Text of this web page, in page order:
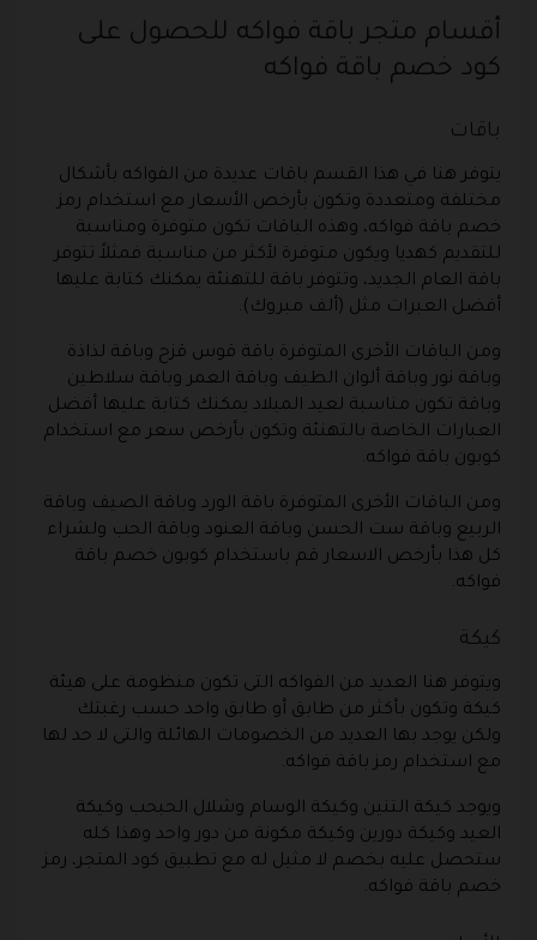
أقسام متجر باقة فواكه للحصول على
كود خصم باقة فواكه
باقات
يتوفر هنا في هذا القسم باقات عديدة من الفواكه بأشكال
مختلفة ومتعددة وتكون بأرخص الأسعار مع استخدام رمز
خصم باقة فواكه، وهذه الباقات تكون متوفرة ومناسبة
للتقديم كهديا ويكون متوفرة لأكثر من مناسبة فمثلاً تتوفر
باقة العام الجديد، وتتوفر باقة للتهنئة يمكنك كتابة عليها
أفضل العبرات مثل (ألف مبروك).
ومن الباقات الأخرى المتوفرة باقة قوس قزح وباقة لذاذة
وباقة نور وباقة ألوان الطيف وباقة العمر وباقة سلاطين
وباقة تكون مناسبة لعيد الميلاد يمكنك كتابة عليها أفضل
العبارات الخاصة بالتهنئة وتكون بأرخص سعر مع استخدام
كوبون باقة فواكه.
ومن الباقات الأخرى المتوفرة باقة الورد وباقة الصيف وباقة
الربيع وباقة ست الحسن وباقة العنود وباقة الحب ولشراء
كل هذا بأرخص الاسعار قم باستخدام كوبون خصم باقة
فواكه.
كيكة
ويتوفر هنا العديد من الفواكه التى تكون منظومة على هيئة
كيكة وتكون بأكثر من طابق أو طابق واحد حسب رغبتك
ولكن يوجد بها العديد من الخصومات الهائلة والتى لا حد لها
مع استخدام رمز باقة فواكه.
ويوجد كيكة التنين وكيكة الوسام وشلال الحبحب وكيكة
العيد وكيكة دورين وكيكة مكونة من دور واحد وهذا كله
ستحصل عليه بخصم لا مثيل له مع تطبيق كود المتجر، رمز
خصم باقة فواكه.